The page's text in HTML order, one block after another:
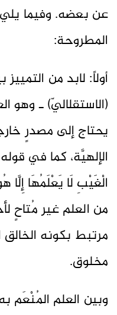
عن بعضه. وفيما
المطروحة:
أولاً: لابد من
(الاستقلاليّ) ـ وهو
يحتاج إلى مصدرٍ
الإلهيَّة، كما في
من العلم غير مُتاحٍ
مرتبط بكونه
مخلوق.
وبين العلم المُنْعَم